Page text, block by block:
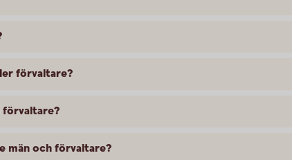
förvaltare?
förvaltare?
män och förvaltare?